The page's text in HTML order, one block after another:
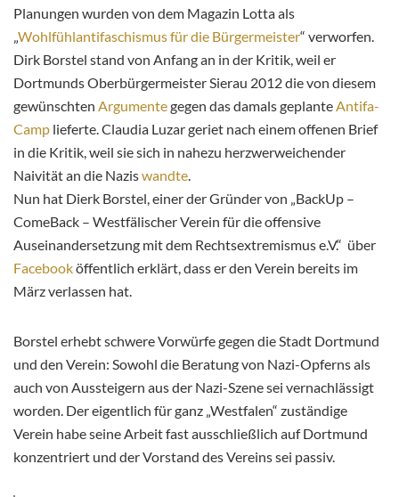
Planungen wurden von dem Magazin Lotta als
„Wohlfühlantifaschismus für die Bürgermeister“ verworfen.
Dirk Borstel stand von Anfang an in der Kritik, weil er
Dortmunds Oberbürgermeister Sierau 2012 die von diesem
gewünschten Argumentegegen das damals geplanteAntifa-
Camp lieferte. Claudia Luzar geriet nach einem offenen Brief
in die Kritik, weil sie sich in nahezu herzwerweichender
Naivität an die Naziswandte.
Nun hat Dierk Borstel, einer der Gründer von „BackUp –
ComeBack – Westfälischer Verein für die offensive
Auseinandersetzung mit dem Rechtsextremismus e.V.“ über
Facebooköffentlich erklärt, dass er den Verein bereits im
März verlassen hat.
Borstel erhebt schwere Vorwürfe gegen die Stadt Dortmund
und den Verein: Sowohl die Beratung von Nazi-Opferns als
auch von Aussteigern aus der Nazi-Szene sei vernachlässigt
worden. Der eigentlich für ganz „Westfalen“ zuständige
Verein habe seine Arbeit fast ausschließlich auf Dortmund
konzentriert und der Vorstand des Vereins sei passiv.